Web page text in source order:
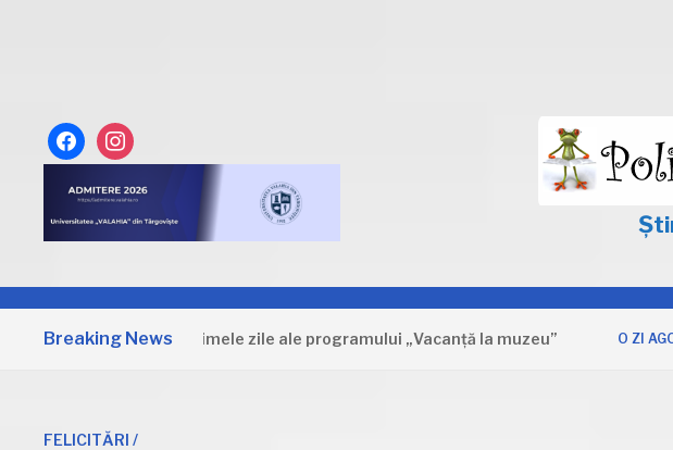
facebookinstagram
Breaking News
Dâmbovița: Primele zile ale programului „Vacanță la muzeu” O ZI AGO
FELICITĂRI /